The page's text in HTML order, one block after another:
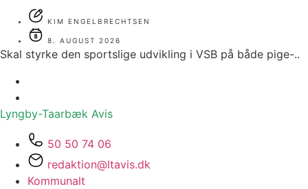
KIM ENGELBRECHTSEN
8. AUGUST 2026
Skal styrke den sportslige udvikling i VSB på både pige-..
Lyngby-Taarbæk Avis
50 50 74 06
redaktion@ltavis.dk
Kommunalt